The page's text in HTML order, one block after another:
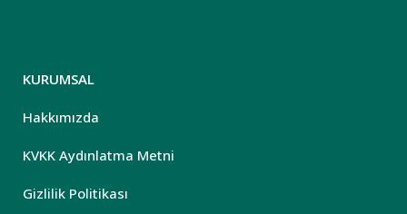
KURUMSAL
Hakkımızda
KVKK Aydınlatma Metni
Gizlilik Politikası